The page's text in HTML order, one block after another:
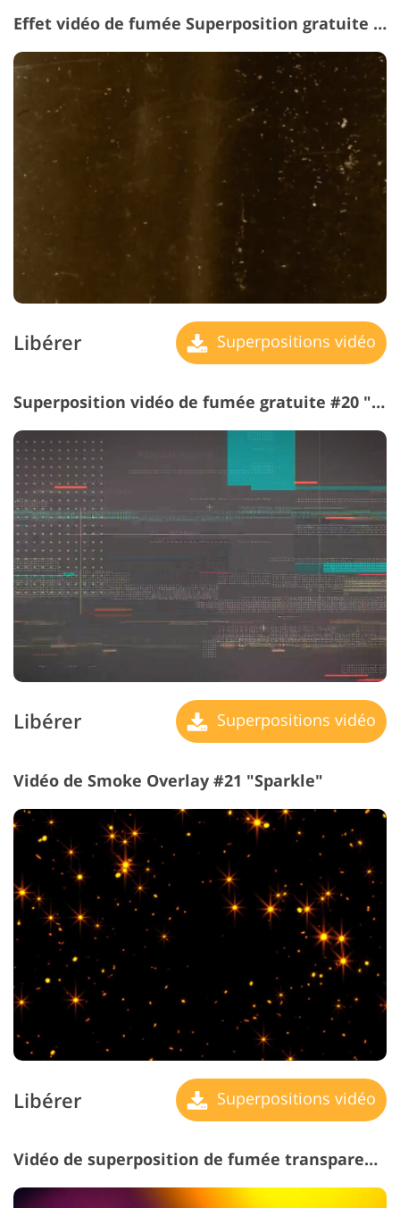
Effet vidéo de fumée Superposition gratuite #19 "Film"
Libérer Superpositions vidéo
Superposition vidéo de fumée gratuite #20 "Glitch"
Libérer Superpositions vidéo
Vidéo de Smoke Overlay #21 "Sparkle"
Libérer Superpositions vidéo
Vidéo de superposition de fumée transparente #22 "Light Leaks"